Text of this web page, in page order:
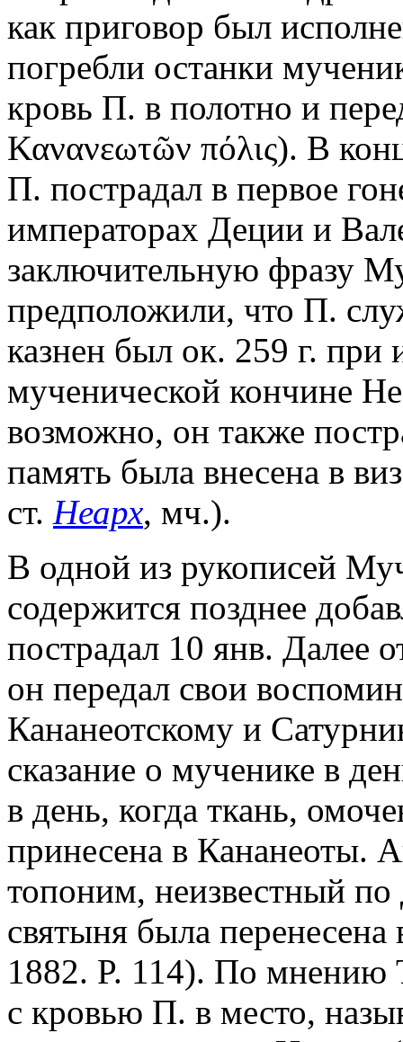
как приговор был
погребли останки
кровь П. в полотно и
Κανανεωτῶν πόλις). В
П. пострадал в первое
императорах Деции и
заключительную фразу
предположили, что П.
казнен был ок. 259 г.
мученической кончине
возможно, он также
память была внесена в
ст. Неарх, мч.).
В одной из рукописей
содержится позднее
пострадал 10 янв. Далее
он передал свои
Кананеотскому и
сказание о мученике в
в день, когда ткань,
принесена в Кананеоты.
топоним, неизвестный по
святыня была перенесена
1882. P. 114). По мнению
с кровью П. в место,